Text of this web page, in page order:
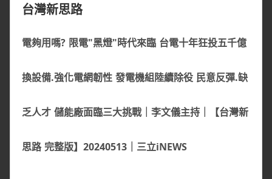
台灣新思路
電夠用嗎? 限電"黑燈"時代來臨 台電十年狂投五千億
換設備.強化電網韌性 發電機組陸續除役 民意反彈.缺
乏人才 儲能廠面臨三大挑戰｜李文儀主持｜【台灣新
思路 完整版】20240513｜三立iNEWS